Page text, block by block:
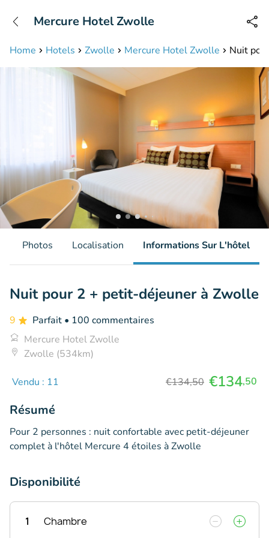
Disponible jusqu'à 23:00 heures
Home Hotels Zwolle Mercure Hotel Zwolle Nuit
Mercure Hotel Zwolle
Photos Localisation Informations Sur L'hôtel
Nuit pour 2 + petit-déjeuner à Zwolle
9 Parfait • 100 commentaires
Mercure Hotel Zwolle
Zwolle (534km)
Vendu : 11 €134,50 €134,50
Résumé
Pour 2 personnes : nuit confortable avec petit-déjeuner
complet à l'hôtel Mercure 4 étoiles à Zwolle
Disponibilité
1 Chambre